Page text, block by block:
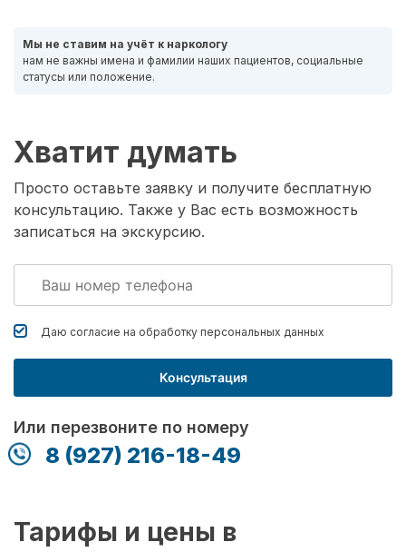
Мы не ставим на учёт к наркологу
нам не важны имена и фамилии наших пациентов, социальные
статусы или положение.
Хватит думать
Просто оставьте заявку и получите бесплатную
консультацию. Также у Вас есть возможность
записаться на экскурсию.
Даю согласие на обработку персональных данных
Консультация
Или перезвоните по номеру
8 (927) 216-18-49
Тарифы и цены в